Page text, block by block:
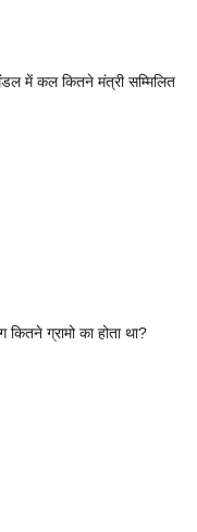
में कल कितने मंत्री सम्मिलित
ग्रामो का होता था?